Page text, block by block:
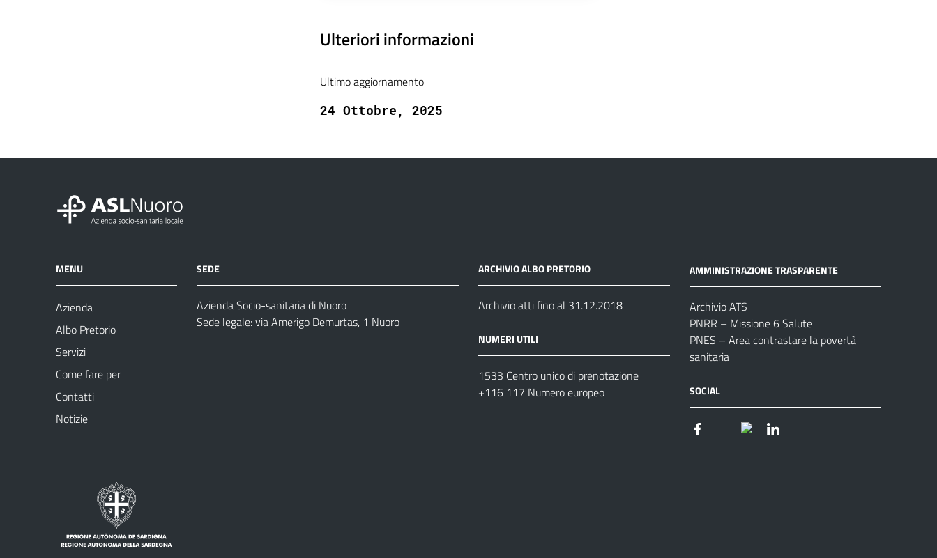
Ulteriori informazioni
Ultimo aggiornamento
24 Ottobre, 2025
MENU
Azienda
Albo Pretorio
Servizi
Come fare per
Contatti
Notizie
SEDE
Azienda Socio-sanitaria di Nuoro
Sede legale: via Amerigo Demurtas, 1 Nuoro
ARCHIVIO ALBO PRETORIO
Archivio atti fino al 31.12.2018
NUMERI UTILI
1533 Centro unico di prenotazione
+116 117 Numero europeo
AMMINISTRAZIONE TRASPARENTE
Archivio ATS
PNRR – Missione 6 Salute
PNES – Area contrastare la povertà
sanitaria
SOCIAL